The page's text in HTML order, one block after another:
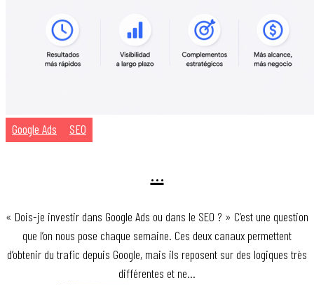
Google Ads SEO
…
« Dois-je investir dans Google Ads ou dans le SEO ? » C’est une question
que l’on nous pose chaque semaine. Ces deux canaux permettent
d’obtenir du trafic depuis Google, mais ils reposent sur des logiques très
différentes et ne…